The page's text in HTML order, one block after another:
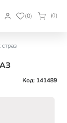
(0) (0)
Код: 141489